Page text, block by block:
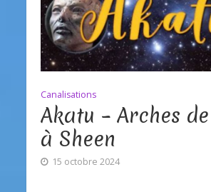
Canalisations
Akatu – Arches
à Sheen
15 octobre 2024